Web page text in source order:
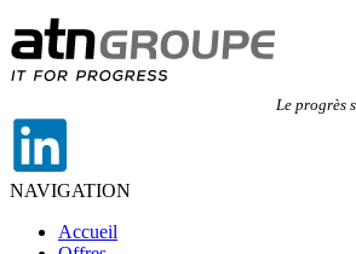
Le progrès
NAVIGATION
Accueil